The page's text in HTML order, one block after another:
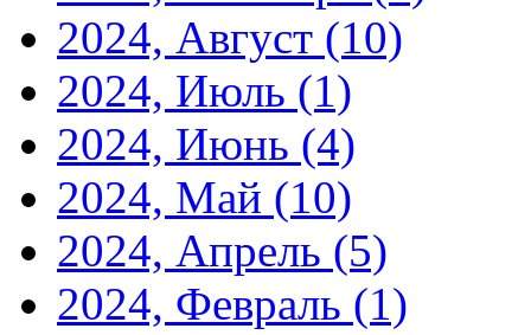
2024, Август (10)
2024, Июль (1)
2024, Июнь (4)
2024, Май (10)
2024, Апрель (5)
2024, Февраль (1)